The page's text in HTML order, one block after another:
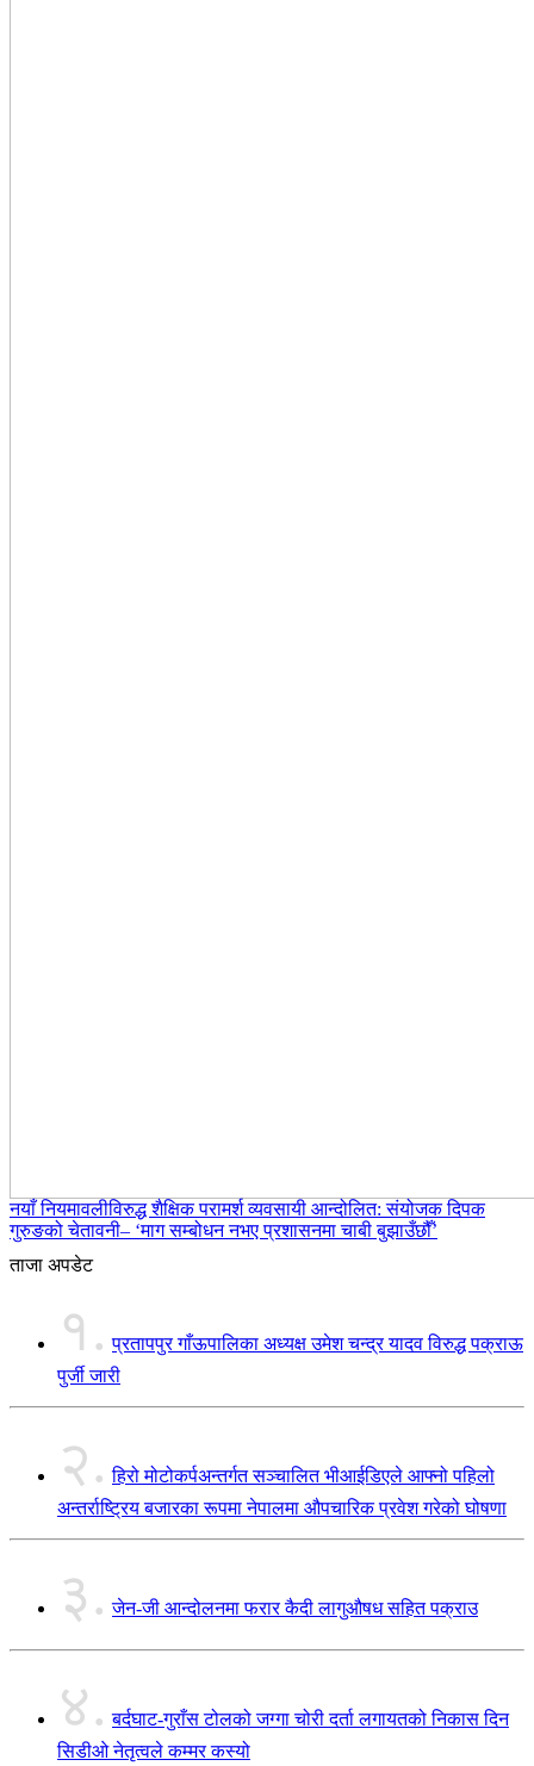
नयाँ नियमावलीविरुद्ध शैक्षिक परामर्श व्यवसायी आन्दोलित: संयोजक दिपक
गुरुङको चेतावनी– ‘माग सम्बोधन नभए प्रशासनमा चाबी बुझाउँछौँ’
ताजा अपडेट
१. प्रतापपुर गाँऊपालिका अध्यक्ष उमेश चन्द्र यादव विरुद्ध पक्राऊ
पुर्जी जारी
२. हिरो मोटोकर्पअन्तर्गत सञ्चालित भीआईडिएले आफ्नो पहिलो
अन्तर्राष्ट्रिय बजारका रूपमा नेपालमा औपचारिक प्रवेश गरेको घोषणा
३. जेन-जी आन्दोलनमा फरार कैदी लागुऔषध सहित पक्राउ
४. बर्दघाट-गुराँस टोलको जग्गा चोरी दर्ता लगायतको निकास दिन
सिडीओ नेतृत्वले कम्मर कस्यो